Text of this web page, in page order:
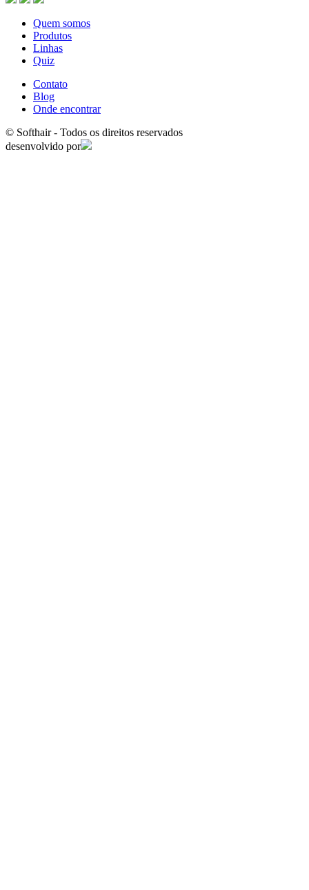
Quem somos
Produtos
Linhas
Quiz
Contato
Blog
Onde encontrar
© Softhair - Todos os direitos reservados
desenvolvido por